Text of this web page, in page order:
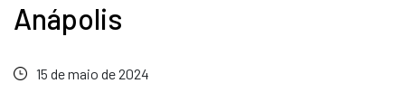
Anápolis
15 de maio de 2024